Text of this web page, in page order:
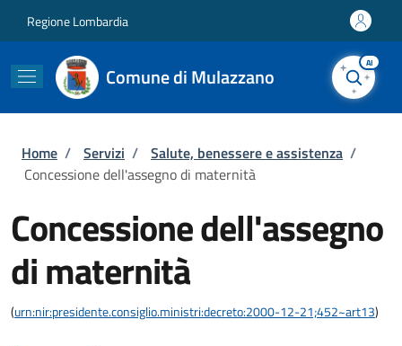
Regione Lombardia
Comune di Mulazzano
AI
Briciole di pane
Home / Servizi / Salute, benessere e assistenza /
Concessione dell'assegno di maternità
Concessione dell'assegno
di maternità
(urn:nir:presidente.consiglio.ministri:decreto:2000-12-21;452~art13)